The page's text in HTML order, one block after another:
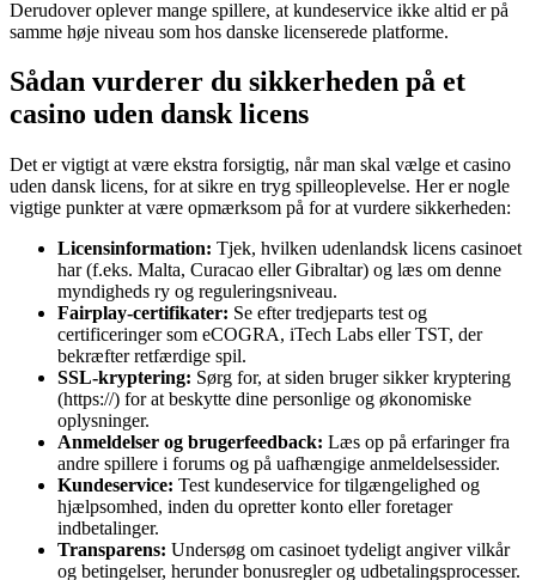
Derudover oplever mange spillere, at kundeservice ikke altid er på
samme høje niveau som hos danske licenserede platforme.
Sådan vurderer du sikkerheden på et
casino uden dansk licens
Det er vigtigt at være ekstra forsigtig, når man skal vælge et casino
uden dansk licens, for at sikre en tryg spilleoplevelse. Her er nogle
vigtige punkter at være opmærksom på for at vurdere sikkerheden:
Licensinformation: Tjek, hvilken udenlandsk licens casinoet
har (f.eks. Malta, Curacao eller Gibraltar) og læs om denne
myndigheds ry og reguleringsniveau.
Fairplay-certifikater: Se efter tredjeparts test og
certificeringer som eCOGRA, iTech Labs eller TST, der
bekræfter retfærdige spil.
SSL-kryptering: Sørg for, at siden bruger sikker kryptering
(https://) for at beskytte dine personlige og økonomiske
oplysninger.
Anmeldelser og brugerfeedback: Læs op på erfaringer fra
andre spillere i forums og på uafhængige anmeldelsessider.
Kundeservice: Test kundeservice for tilgængelighed og
hjælpsomhed, inden du opretter konto eller foretager
indbetalinger.
Transparens: Undersøg om casinoet tydeligt angiver vilkår
og betingelser, herunder bonusregler og udbetalingsprocesser.